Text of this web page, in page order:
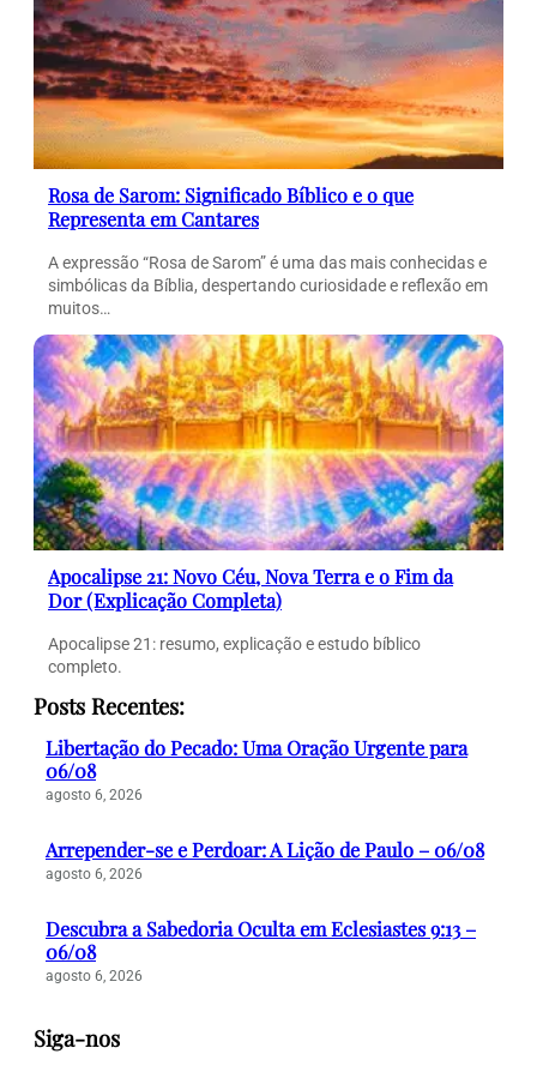
Rosa de Sarom: Significado Bíblico e o que
Representa em Cantares
A expressão “Rosa de Sarom” é uma das mais conhecidas e
simbólicas da Bíblia, despertando curiosidade e reflexão em
muitos…
Apocalipse 21: Novo Céu, Nova Terra e o Fim da
Dor (Explicação Completa)
Apocalipse 21: resumo, explicação e estudo bíblico
completo.
Posts Recentes:
Libertação do Pecado: Uma Oração Urgente para
06/08
agosto 6, 2026
Arrepender-se e Perdoar: A Lição de Paulo – 06/08
agosto 6, 2026
Descubra a Sabedoria Oculta em Eclesiastes 9:13 –
06/08
agosto 6, 2026
Siga-nos